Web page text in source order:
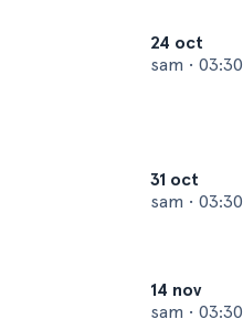
24 oct
sam • 03:30
31 oct
sam • 03:30
14 nov
sam • 03:30